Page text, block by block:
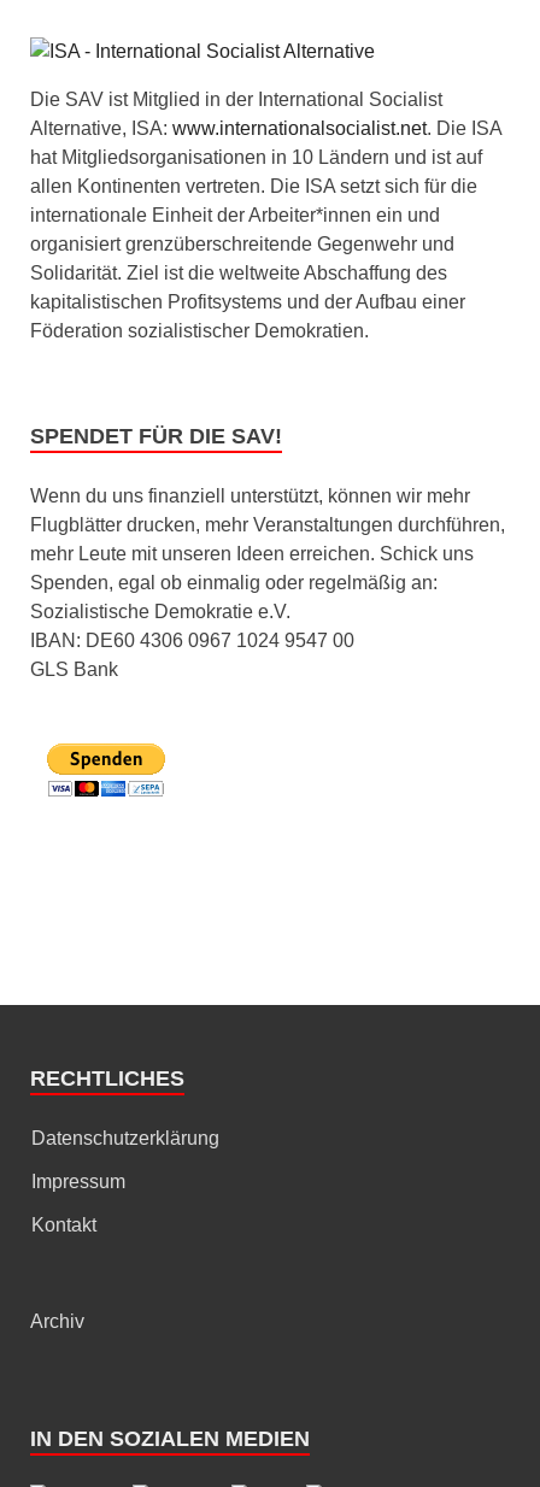
Die SAV ist Mitglied in der International Socialist
Alternative, ISA: www.internationalsocialist.net. Die ISA
hat Mitgliedsorganisationen in 10 Ländern und ist auf
allen Kontinenten vertreten. Die ISA setzt sich für die
internationale Einheit der Arbeiter*innen ein und
organisiert grenzüberschreitende Gegenwehr und
Solidarität. Ziel ist die weltweite Abschaffung des
kapitalistischen Profitsystems und der Aufbau einer
Föderation sozialistischer Demokratien.
SPENDET FÜR DIE SAV!
Wenn du uns finanziell unterstützt, können wir mehr
Flugblätter drucken, mehr Veranstaltungen durchführen,
mehr Leute mit unseren Ideen erreichen. Schick uns
Spenden, egal ob einmalig oder regelmäßig an:
Sozialistische Demokratie e.V.
IBAN: DE60 4306 0967 1024 9547 00
GLS Bank
RECHTLICHES
Datenschutzerklärung
Impressum
Kontakt
Archiv
IN DEN SOZIALEN MEDIEN